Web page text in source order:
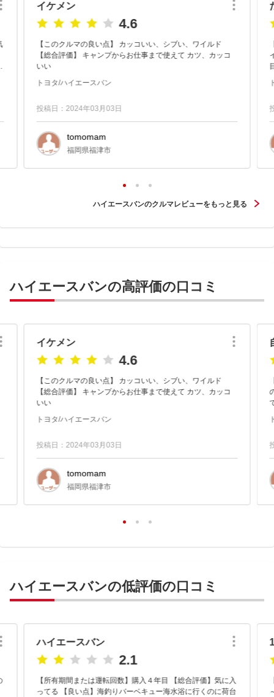
イケメン
4.6
【このクルマの良い点】 カッコいい、シブい、ワイルド
【総合評価】 キャンプからお仕事まで使えて カツ、カッコ
いい
トヨタ/ハイエースバン
投稿日：2024年03月03日
tomomam
福岡県福津市
ハイエースバンのクルマレビューをもっと見る
ハイエースバンの高評価の口コミ
イケメン
4.6
【このクルマの良い点】 カッコいい、シブい、ワイルド
【総合評価】 キャンプからお仕事まで使えて カツ、カッコ
いい
トヨタ/ハイエースバン
投稿日：2024年03月03日
tomomam
福岡県福津市
ハイエースバンの低評価の口コミ
ハイエースバン
2.1
【所有期間または運転回数】購入４年目 【総合評価】気に入
ってる 【良い点】海釣りバーベキュー海水浴に行くのに荷台